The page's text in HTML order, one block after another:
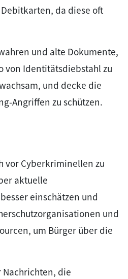
da diese oft
und alte Dokumente,
von Identitätsdiebstahl zu
und decke die
Angriffen zu schützen.
vor Cyberkriminellen zu
aktuelle
einschätzen und
und
um Bürger über die
Nachrichten, die